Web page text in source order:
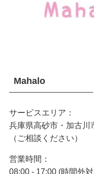
Mahalo
サービスエリア：
兵庫県高砂市・加古川
（ご相談ください）
営業時間：
08:00 - 17:00 (時間外